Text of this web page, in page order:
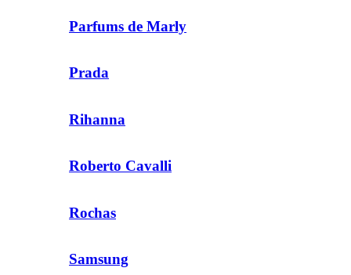
Parfums de Marly
Prada
Rihanna
Roberto Cavalli
Rochas
Samsung